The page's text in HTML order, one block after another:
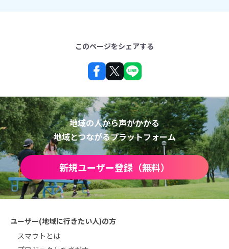
このページをシェアする
地域の人から声がかかる
地域とつながるプラットフォーム
新規ユーザー登録（無料）
ユーザー(地域に行きたい人)の方
スマウトとは